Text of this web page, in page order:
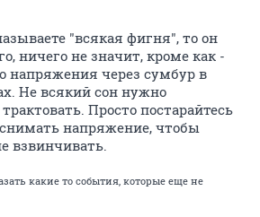
"всякая фигня", то он
ничего не значит, кроме как -
напряжения через сумбур в
Не всякий сон нужно
Просто постарайтесь
напряжение, чтобы
взвинчивать.
какие то события, которые еще не